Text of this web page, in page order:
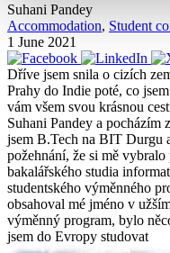
Suhani Pandey
Accommodation, Student
1 June 2021
Dříve jsem snila o cizích
Prahy do Indie poté, co
vám všem svou krásnou
Suhani Pandey a
jsem B.Tech na BIT Durgu
požehnání, že si mě
bakalářského studia
studentského výměnného
obsahoval mé jméno v
výměnný program, bylo
jsem do Evropy studovat